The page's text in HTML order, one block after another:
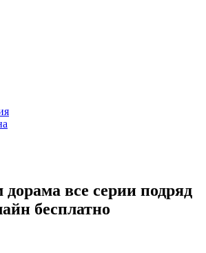
все серии подряд
бесплатно